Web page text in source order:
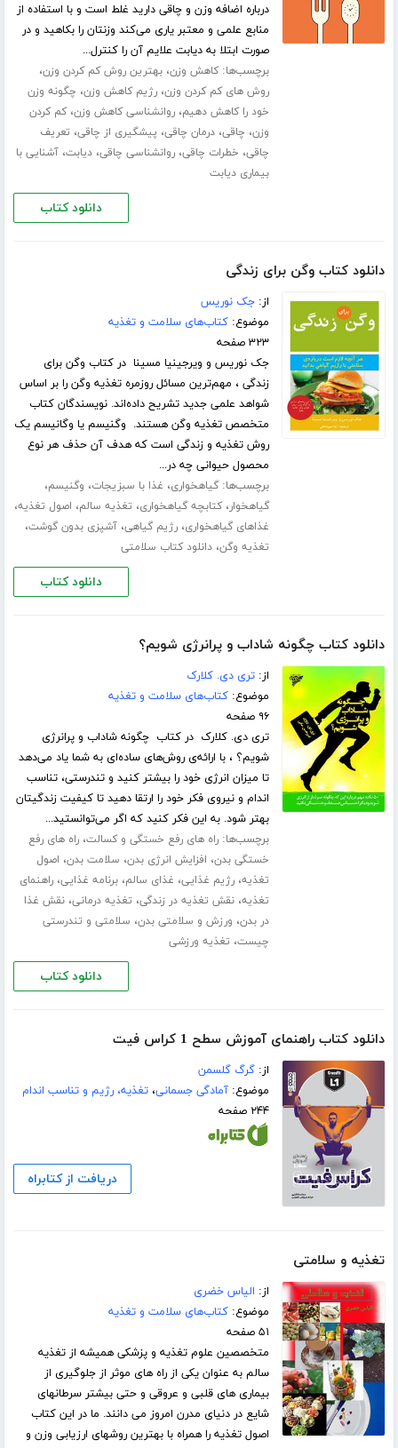
درباره اضافه وزن و چاقی دارید غلط است و با استفاده از
منابع علمی و معتبر یاری می‌کند وزنتان را بکاهید و در
صورت ابتلا به دیابت علایم آن را کنترل...
برچسب‌ها:کاهش وزن،بهترین روش کم کردن وزن،
روش های کم کردن وزن،رژیم کاهش وزن، چگونه وزن
خود را کاهش دهیم،روانشناسی کاهش وزن،کم کردن
وزن، چاقی،درمان چاقی، پیشگیری از چاقی، تعریف
چاقی، خطرات چاقی،روانشناسی چاقی،دیابت،آشنایی با
بیماری دیابت
دانلود کتاب
دانلود کتاب وگن برای زندگی
از:جک نوریس
موضوع:کتاب‌های سلامت و تغذیه
۳۲۳ صفحه
جک نوریس و ویرجینیا مسینا در کتاب وگن برای
زندگی ، مهم‌ترین مسائل روزمره تغذیه وگن را بر اساس
شواهد علمی جدید تشریح داده‌اند. نویسندگان کتاب
متخصص تغذیه وگن هستند. وگنیسم یا وگانیسم یک
روش تغذیه و زندگی است که هدف آن حذف هر نوع
محصول حیوانی چه در...
برچسب‌ها:گیاهخواری، غذا با سبزیجات، وگنیسم،
گیاهخوار،کتابچه گیاهخواری، تغذیه سالم، اصول تغذیه،
غذاهای گیاهخواری،رژیم گیاهی،آشپزی بدون گوشت،
تغذیه وگن،دانلود کتاب سلامتی
دانلود کتاب
دانلود کتاب چگونه شاداب و پرانرژی شویم؟
از:تری دی. کلارک
موضوع:کتاب‌های سلامت و تغذیه
۹۶ صفحه
تری دی. کلارک در کتاب چگونه شاداب و پرانرژی
شویم؟ ، با ارائه‌ی روش‌های ساده‌ای به شما یاد می‌دهد
تا میزان انرژی خود را بیشتر کنید و تندرستی، تناسب‌
اندام و نیروی فکر خود را ارتقا دهید تا کیفیت زندگیتان
بهتر شود. به این فکر کنید که اگر می‌توانستید...
برچسب‌ها:راه های رفع خستگی و کسالت،راه های رفع
خستگی بدن، افزایش انرژی بدن، سلامت بدن، اصول
تغذیه،رژیم غذایی، غذای سالم،برنامه غذایی،راهنمای
تغذیه،نقش تغذیه در زندگی، تغذیه درمانی،نقش غذا
در بدن، ورزش و سلامتی بدن، سلامتی و تندرستی
چیست، تغذیه ورزشی
دانلود کتاب
دانلود کتاب راهنمای آموزش سطح 1 کراس فیت
از:گرگ گلسمن
موضوع:آمادگی جسمانی،تغذیه، رژیم و تناسب اندام
۲۴۴ صفحه
دریافت از کتابراه
تغذیه و سلامتی
از: الیاس خضری
موضوع:کتاب‌های سلامت و تغذیه
۵۱ صفحه
متخصصین علوم تغذیه و پزشکی همیشه از تغذیه
سالم به عنوان یکی از راه های موثر از جلوگیری از
بیماری های قلبی و عروقی و حتی بیشتر سرطانهای
شایع در دنیای مدرن امروز می دانند. ما در این کتاب
اصول تغذیه را همراه با بهترین روشهای ارزیابی وزن و